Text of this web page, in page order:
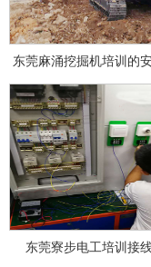
东莞麻涌挖掘机培训的
东莞寮步电工培训接